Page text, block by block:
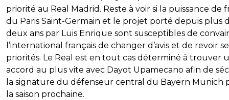
priorité au Real Madrid. Reste à voir si la puissance de
du Paris Saint-Germain et le projet porté depuis plus
deux ans par Luis Enrique sont susceptibles de
l’international français de changer d’avis et de revoir
priorités. Le Real est en tout cas déterminé à trouver
accord au plus vite avec Dayot Upamecano afin de
la signature du défenseur central du Bayern Munich
la saison prochaine.